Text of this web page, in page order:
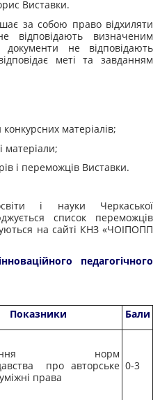
Виставки.
за собою право відхиляти
відповідають визначеним
документи не відповідають
меті та завданням
матеріалів;
і переможців Виставки.
і науки Черкаської
список переможців
на сайті КНЗ «ЧОІПОПП
педагогічного
Показники
Бали
норм
про авторське
права
0-3